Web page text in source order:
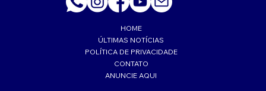
HOME
ÚLTIMAS NOTÍCIAS
POLÍTICA DE PRIVACIDADE
CONTATO
ANUNCIE AQUI